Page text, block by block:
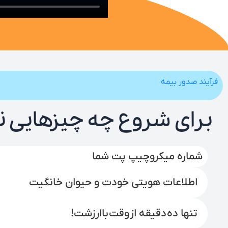
فرآیند صدور بیمه
برای شروع چه چیزهایی
شماره میکروچیپ پت شما
اطلاعات هویتی‌ خودت و حیوان خانگیت
تنها ده دقیقه از وقت باارزشت!